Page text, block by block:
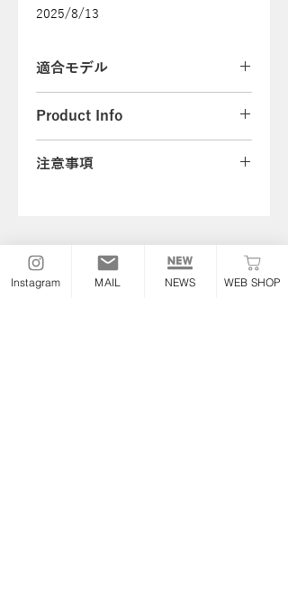
2025/8/13
適合モデル
ー（4速フレーム、エボスポ）
84年～99年式のソフテイル
Product Info
注意事項
Instagram MAIL NEWS WEB SHOP